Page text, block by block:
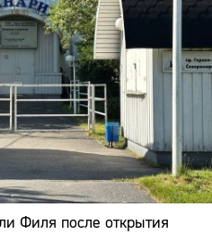
Филя после открытия